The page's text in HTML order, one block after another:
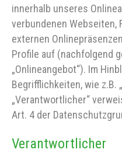
innerhalb unseres
verbundenen Webseiten,
externen
Profile auf (nachfolgend
„Onlineangebot“). Im
Begrifflichkeiten, wie z.B.
„Verantwortlicher“
Art. 4 der
Verantwortlicher